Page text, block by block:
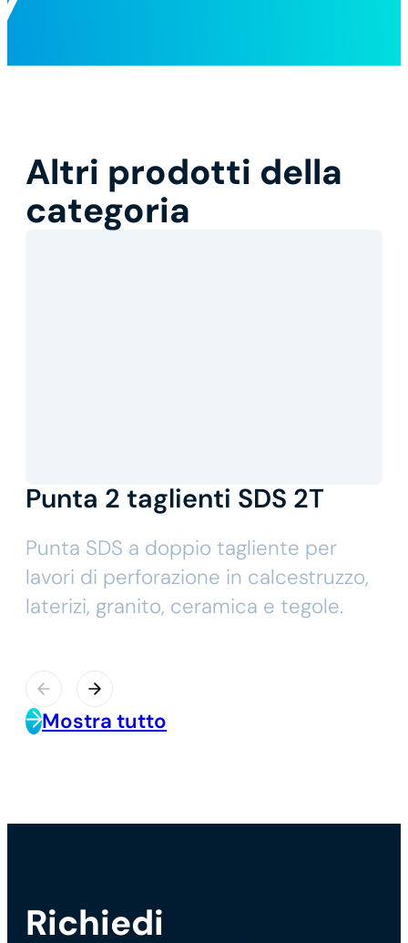
Altri prodotti della
categoria
Punta 2 taglienti SDS 2T
Punta SDS a doppio tagliente per
lavori di perforazione in calcestruzzo,
laterizi, granito, ceramica e tegole.
Mostra tutto
Richiedi